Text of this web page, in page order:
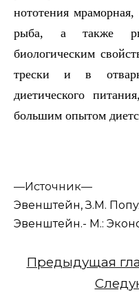
нототения мраморная,
рыба, а также
биологическим
трески и в
диетического
большим опытом
—Источник—
Эвенштейн, З.М.
Эвенштейн.- М.:
Предыдущая